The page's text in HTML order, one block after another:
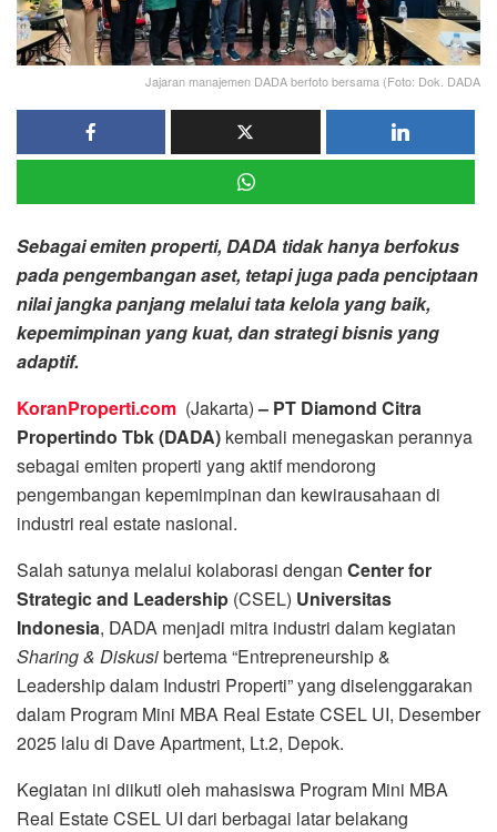
Jajaran manajemen DADA berfoto bersama (Foto: Dok. DADA
Sebagai emiten properti, DADA tidak hanya berfokus
pada pengembangan aset, tetapi juga pada penciptaan
nilai jangka panjang melalui tata kelola yang baik,
kepemimpinan yang kuat, dan strategi bisnis yang
adaptif.
KoranProperti.com (Jakarta)– PT Diamond Citra
Propertindo Tbk (DADA) kembali menegaskan perannya
sebagai emiten properti yang aktif mendorong
pengembangan kepemimpinan dan kewirausahaan di
industri real estate nasional.
Salah satunya melalui kolaborasi dengan Center for
Strategic and Leadership (CSEL) Universitas
Indonesia, DADA menjadi mitra industri dalam kegiatan
Sharing & Diskusibertema “Entrepreneurship &
Leadership dalam Industri Properti” yang diselenggarakan
dalam Program Mini MBA Real Estate CSEL UI, Desember
2025 lalu di Dave Apartment, Lt.2, Depok.
Kegiatan ini diikuti oleh mahasiswa Program Mini MBA
Real Estate CSEL UI dari berbagai latar belakang